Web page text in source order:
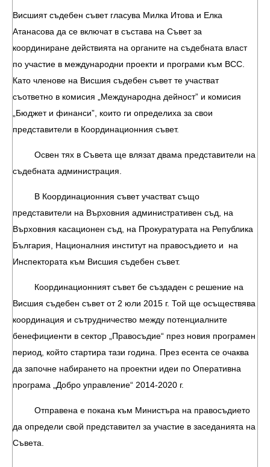
Висшият съдебен съвет гласува Милка Итова и Елка
Атанасова да се включат в състава на Съвет за
координиране действията на органите на съдебната власт
по участие в международни проекти и програми към ВСС.
Като членове на Висшия съдебен съвет те участват
съответно в комисия „Международна дейност” и комисия
„Бюджет и финанси”, които ги определиха за свои
представители в Координационния съвет.
Освен тях в Съвета ще влязат двама представители на
съдебната администрация.
В Координационния съвет участват също
представители на Върховния административен съд, на
Върховния касационен съд, на Прокуратурата на Република
България, Националния институт на правосъдието и на
Инспектората към Висшия съдебен съвет.
Координационният съвет бе създаден с решение на
Висшия съдебен съвет от 2 юли 2015 г. Той ще осъществява
координация и сътрудничество между потенциалните
бенефициенти в сектор „Правосъдие“ през новия програмен
период, който стартира тази година. През есента се очаква
да започне набирането на проектни идеи по Оперативна
програма „Добро управление“ 2014-2020 г.
Отправена е покана към Министъра на правосъдието
да определи свой представител за участие в заседанията на
Съвета.